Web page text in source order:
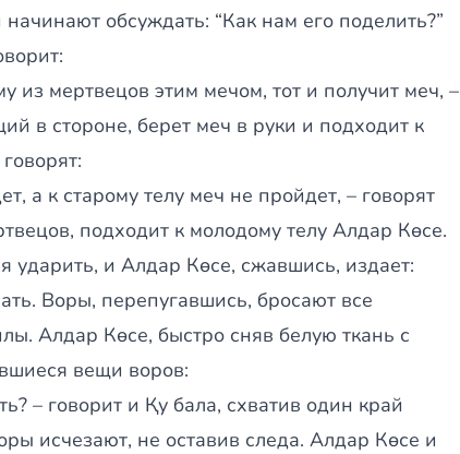
обсуждать: “Как нам его поделить?”
из мертвецов этим мечом, тот и получит меч, –
в стороне, берет меч в руки и подходит к
а к старому телу меч не пройдет, – говорят
подходит к молодому телу Алдар Көсе.
ударить, и Алдар Көсе, сжавшись, издает:
Воры, перепугавшись, бросают все
Алдар Көсе, быстро сняв белую ткань с
вещи воров:
– говорит и Қу бала, схватив один край
исчезают, не оставив следа. Алдар Көсе и